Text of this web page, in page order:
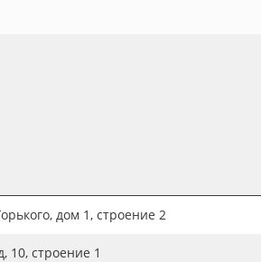
дом 1, строение 2
10, строение 1